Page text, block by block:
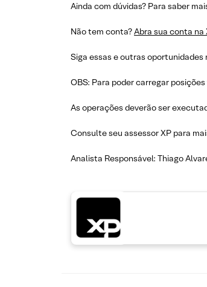
Ainda com dúvidas? Para saber
Não tem conta?Abra sua conta na
Siga essas e outras oportunidades
OBS: Para poder carregar
As operações deverão ser
Consulte seu assessor XP para
Analista Responsável: Thiago